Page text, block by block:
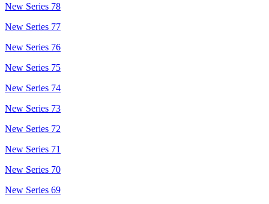
New Series 78
New Series 77
New Series 76
New Series 75
New Series 74
New Series 73
New Series 72
New Series 71
New Series 70
New Series 69